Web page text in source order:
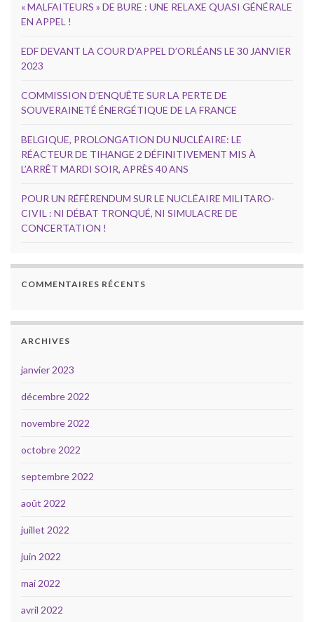
« MALFAITEURS » DE BURE : UNE RELAXE QUASI GÉNÉRALE
EN APPEL !
EDF DEVANT LA COUR D’APPEL D’ORLÉANS LE 30 JANVIER
2023
COMMISSION D’ENQUÊTE SUR LA PERTE DE
SOUVERAINETÉ ÉNERGÉTIQUE DE LA FRANCE
BELGIQUE, PROLONGATION DU NUCLÉAIRE: LE
RÉACTEUR DE TIHANGE 2 DÉFINITIVEMENT MIS À
L’ARRÊT MARDI SOIR, APRÈS 40 ANS
POUR UN RÉFÉRENDUM SUR LE NUCLÉAIRE MILITARO-
CIVIL : NI DÉBAT TRONQUÉ, NI SIMULACRE DE
CONCERTATION !
COMMENTAIRES RÉCENTS
ARCHIVES
janvier 2023
décembre 2022
novembre 2022
octobre 2022
septembre 2022
août 2022
juillet 2022
juin 2022
mai 2022
avril 2022